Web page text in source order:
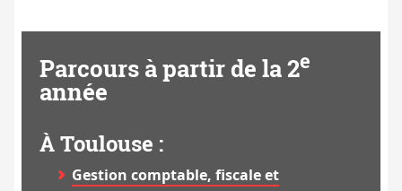
Parcours à partir de la 2e
année
À Toulouse :
Gestion comptable, fiscale et